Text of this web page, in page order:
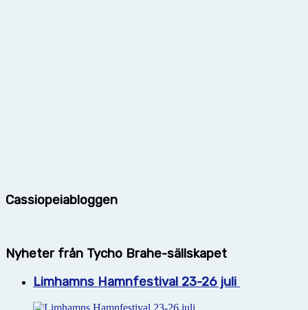
Cassiopeiabloggen
Nyheter från Tycho Brahe-sällskapet
Limhamns Hamnfestival 23-26 juli